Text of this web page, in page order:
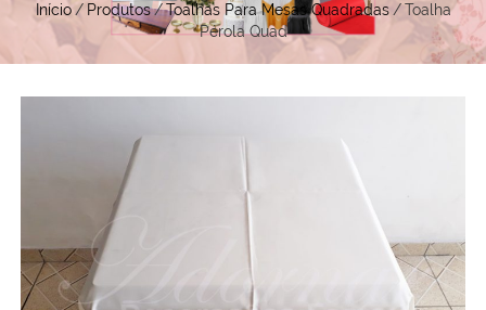
Início / Produtos/Toalhas Para Mesas Quadradas / Toalha
Pérola Quad